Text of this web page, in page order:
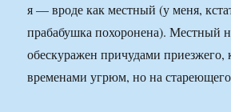
я — вроде как местный (у меня,
прабабушка похоронена). Местный
обескуражен причудами приезжего,
временами угрюм, но на